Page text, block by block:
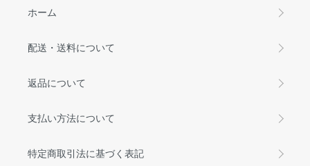
ホーム
配送・送料について
返品について
支払い方法について
特定商取引法に基づく表記